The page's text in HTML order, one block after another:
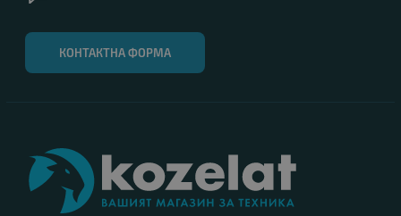
КОНТАКТНА ФОРМА